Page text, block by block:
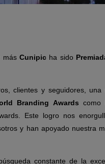
más Cunipic ha sido
clientes y seguidores,
Branding Awards como
Este logro nos
y han apoyado nuestra
constante de la